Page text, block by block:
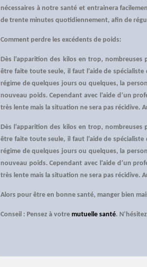
nécessaires à notre santé et entrainera
de trente minutes quotidiennement, afin de
Comment perdre les excédents de poids:
Dès l’apparition des kilos en trop,
être faite toute seule, il faut l’aide de
régime de quelques jours ou quelques, la
nouveau poids. Cependant avec l’aide d’un
très lente mais la situation ne sera pas récidive.
Dès l’apparition des kilos en trop,
être faite toute seule, il faut l’aide de
régime de quelques jours ou quelques, la
nouveau poids. Cependant avec l’aide d’un
très lente mais la situation ne sera pas récidive.
Alors pour être en bonne santé, manger bien
Conseil : Pensez à votre mutuelle santé.